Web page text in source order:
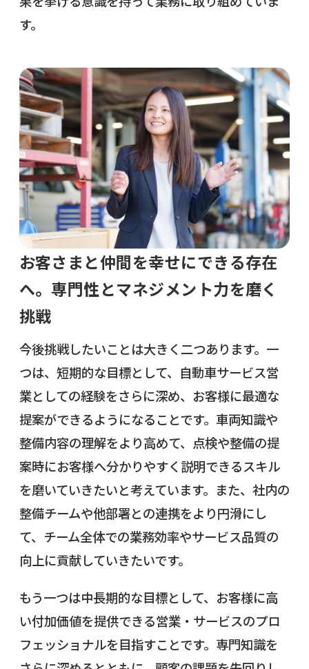
す。
お客さまと仲間を幸せにできる存在
へ。専門性とマネジメント力を磨く
挑戦
今後挑戦したいことは大きく二つあります。一
つは、短期的な目標として、自動車サービス営
業としての経験をさらに深め、お客様に最適な
提案ができるようになることです。車両知識や
整備内容の理解をより高めて、点検や整備の提
案時にお客様へ分かりやすく説明できるスキル
を磨いていきたいと考えています。また、社内の
整備チームや他部署との連携をより円滑にし
て、チーム全体での業務効率やサービス品質の
向上に貢献していきたいです。
もう一つは中長期的な目標として、お客様に高
い付加価値を提供できる営業・サービスのプロ
フェッショナルを目指すことです。専門知識を